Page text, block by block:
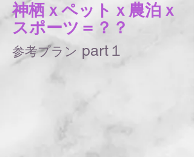
​神栖ｘペットｘ農泊ｘ
スポーツ＝？？
参考プラン part１